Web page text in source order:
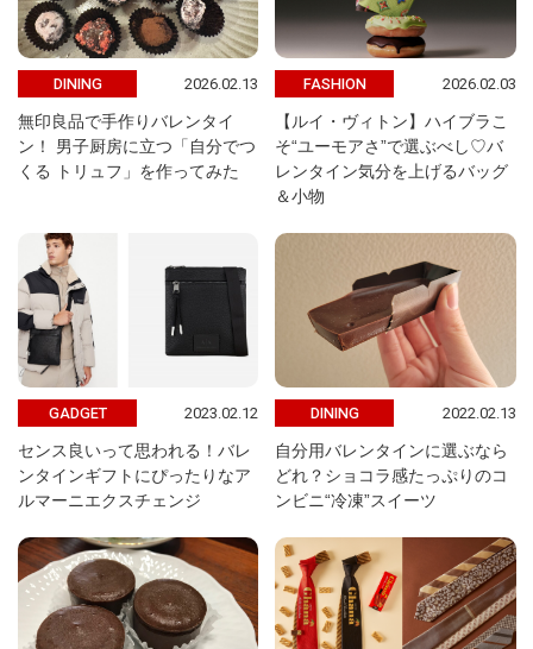
DINING 2026.02.13
無印良品で手作りバレンタイ
ン！ 男子厨房に立つ「自分でつ
くる トリュフ」を作ってみた
FASHION 2026.02.03
【ルイ・ヴィトン】ハイブラこ
そ“ユーモアさ”で選ぶべし♡バ
レンタイン気分を上げるバッグ
＆小物
GADGET 2023.02.12
センス良いって思われる！バレ
ンタインギフトにぴったりなア
ルマーニエクスチェンジ
DINING 2022.02.13
自分用バレンタインに選ぶなら
どれ？ショコラ感たっぷりのコ
ンビニ“冷凍”スイーツ